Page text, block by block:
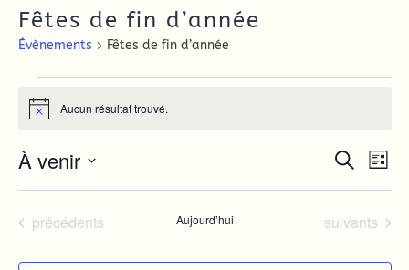
Fêtes de fin d’année
Évènements Fêtes de fin d’année
Notice Aucun résultat trouvé.
de
Recherche
Liste
À venir
une
Évènements
précédents Aujourd’hui Évènements
suivants